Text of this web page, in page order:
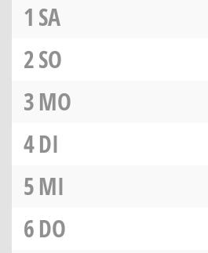
1 SA
2SO
3MO
4DI
5MI
6DO